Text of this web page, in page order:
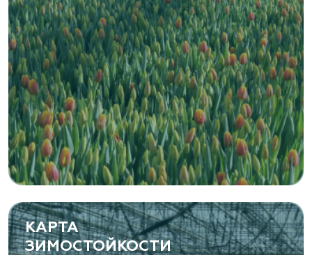
КАРТА
ЗИМОСТОЙКОСТИ